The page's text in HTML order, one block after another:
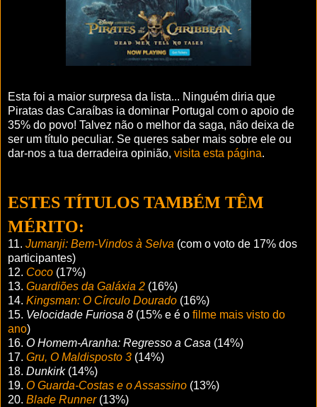
Esta foi a maior surpresa da lista... Ninguém diria que
Piratas das Caraíbas ia dominar Portugal com o apoio de
35% do povo! Talvez não o melhor da saga, não deixa de
ser um título peculiar. Se queres saber mais sobre ele ou
dar-nos a tua derradeira opinião, visita esta página.
ESTES TÍTULOS TAMBÉM TÊM
MÉRITO:
11. Jumanji: Bem-Vindos à Selva (com o voto de 17% dos
participantes)
12. Coco (17%)
13. Guardiões da Galáxia 2 (16%)
14. Kingsman: O Círculo Dourado (16%)
15. Velocidade Furiosa 8 (15% e é o filme mais visto do
ano)
16. O Homem-Aranha: Regresso a Casa (14%)
17. Gru, O Maldisposto 3 (14%)
18. Dunkirk (14%)
19. O Guarda-Costas e o Assassino (13%)
20. Blade Runner(13%)